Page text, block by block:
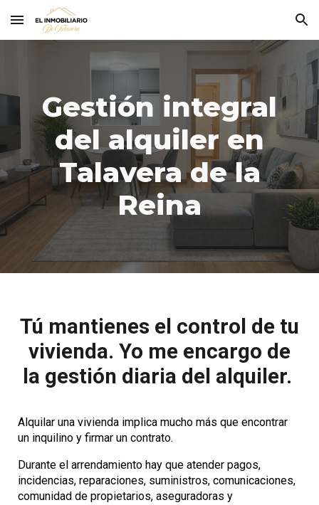
Skip to main content Skip to navigation
Gestión integral
del alquiler en
Talavera de la
Reina
Tú mantienes el control de tu
vivienda. Yo me encargo de
la gestión diaria del alquiler.
Alquilar una vivienda implica mucho más que encontrar
un inquilino y firmar un contrato.
Durante el arrendamiento hay que atender pagos,
incidencias, reparaciones, suministros, comunicaciones,
comunidad de propietarios, aseguradoras y